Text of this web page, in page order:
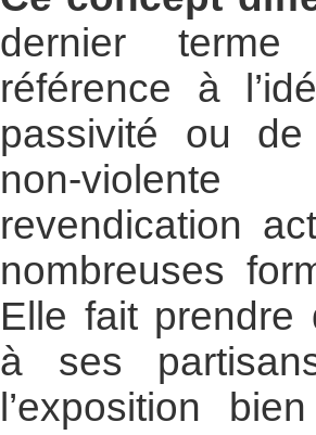
dernier
référence à
passivité ou de
non-
revendication
nombreuses
Elle fait prendre
à ses
l’exposition